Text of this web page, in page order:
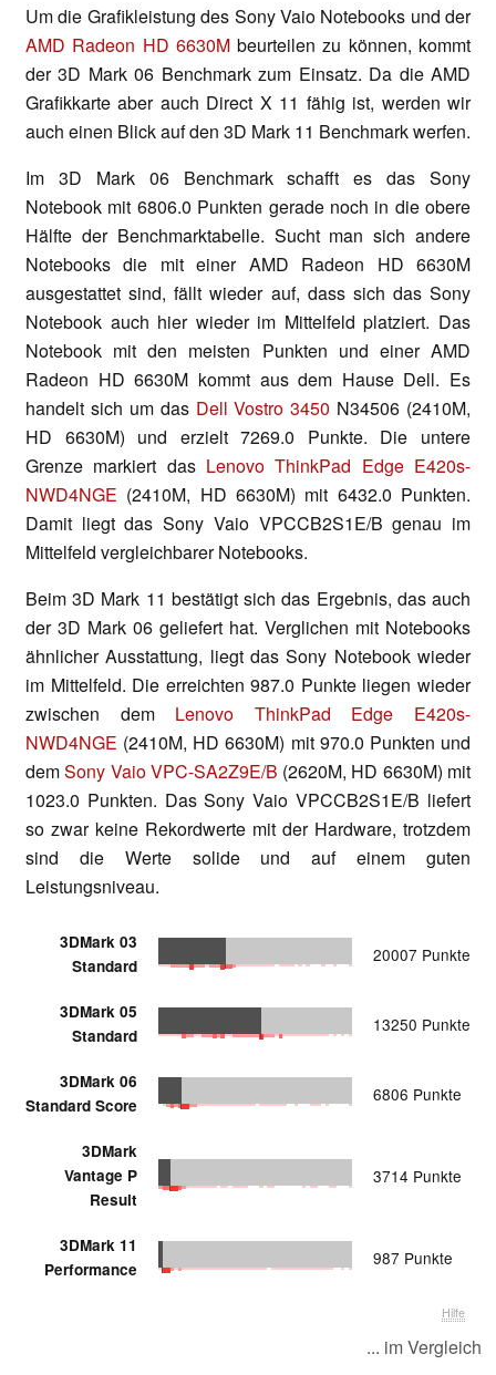
Um die Grafikleistung des Sony Vaio Notebooks und der
AMD Radeon HD 6630Mbeurteilen zu können, kommt
der 3D Mark 06 Benchmark zum Einsatz. Da die AMD
Grafikkarte aber auch Direct X 11 fähig ist, werden wir
auch einen Blick auf den 3D Mark 11 Benchmark werfen.
Im 3D Mark 06 Benchmark schafft es das Sony
Notebook mit 6806.0 Punkten gerade noch in die obere
Hälfte der Benchmarktabelle. Sucht man sich andere
Notebooks die mit einer AMD Radeon HD 6630M
ausgestattet sind, fällt wieder auf, dass sich das Sony
Notebook auch hier wieder im Mittelfeld platziert. Das
Notebook mit den meisten Punkten und einer AMD
Radeon HD 6630M kommt aus dem Hause Dell. Es
handelt sich um das Dell Vostro 3450 N34506 (2410M,
HD 6630M) und erzielt 7269.0 Punkte. Die untere
Grenze markiert das Lenovo ThinkPad Edge E420s-
NWD4NGE (2410M, HD 6630M) mit 6432.0 Punkten.
Damit liegt das Sony Vaio VPCCB2S1E/B genau im
Mittelfeld vergleichbarer Notebooks.
Beim 3D Mark 11 bestätigt sich das Ergebnis, das auch
der 3D Mark 06 geliefert hat. Verglichen mit Notebooks
ähnlicher Ausstattung, liegt das Sony Notebook wieder
im Mittelfeld. Die erreichten 987.0 Punkte liegen wieder
zwischen dem Lenovo ThinkPad Edge E420s-
NWD4NGE (2410M, HD 6630M) mit 970.0 Punkten und
demSony Vaio VPC-SA2Z9E/B (2620M, HD 6630M) mit
1023.0 Punkten. Das Sony Vaio VPCCB2S1E/B liefert
so zwar keine Rekordwerte mit der Hardware, trotzdem
sind die Werte solide und auf einem guten
Leistungsniveau.
3DMark 03
Standard
20007 Punkte
3DMark 05
Standard
13250 Punkte
3DMark 06
Standard Score
6806 Punkte
3DMark
Vantage P
Result
3714 Punkte
3DMark 11
Performance
987 Punkte
Hilfe
... im Vergleich